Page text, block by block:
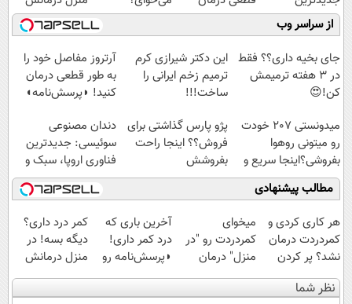
فناوری اروپا،
سبک و مقاوم |
پرداخت قسطی
کنید!
◗پرسش‌نامه◖
پرداخت اقساطی
هم داریم!😍 |
📍تهران
کن
(◀پرسش‌نامه)
از سراسر وب
جای بخیه داری؟؟ فقط
در 3 هفته ترمیمش
کن!😍
این دکتر شیرازی کرم
ترمیم زخم ایرانی را
ساخت!!!
آرتروز مفاصل خود را
به طور قطعی درمان
کنید! ◗پرسش‌نامه◖
میدونستی 207 خودت
رو میتونی روهوا
بفروشی؟اینجا سریع و
راحت بفروش
پژو پارس گذاشتی برای
فروش؟؟ اینجا راحت
بفروشش
دندان مصنوعی
سوئیسی: جدیدترین
فناوری اروپا، سبک و
مقاوم | پرداخت
قسطی
مطالب پیشنهادی
هر کاری کردی و
کمردردت درمان
نشد؟ پر کردن
پرسشنامه و
دریافت راه حل
میخوای
کمردردت رو "در
منزل" درمان
کنی؟ (◂فیلم +
◂پرسش‌نامه)
آخرین باری که
درد کمر داری!
◗پرسش‌نامه رو
پر کن◖
کمر درد داری؟
دیگه بسه! در
منزل درمانش
کن
(◀پرسش‌نامه)
نظر شما